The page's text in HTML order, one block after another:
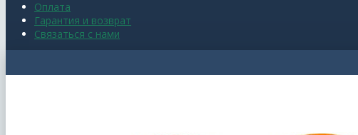
Оплата
Гарантия и возврат
Связаться с нами